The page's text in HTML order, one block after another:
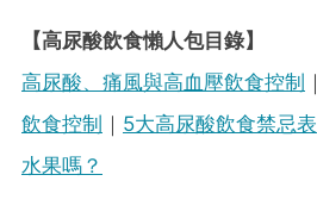
【高尿酸飲食懶人包目錄】
高尿酸、痛風與高血壓飲食控制 ｜
飲食控制 ｜ 5大高尿酸飲食禁忌表
水果嗎？